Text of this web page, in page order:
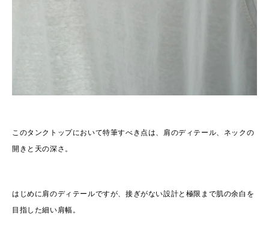
このタンクトップにおいて特筆すべき点は、肩のディテール、ネックの
開きと天の深さ。
はじめに肩のディテールですが、接ぎがない設計と極限まで肌の余白を
目指した細い肩幅。